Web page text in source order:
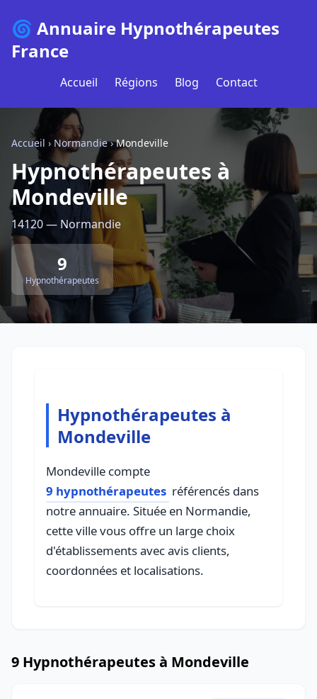
🌀 Annuaire Hypnothérapeutes
France
Accueil Régions Blog Contact
Accueil › Normandie›Mondeville
Hypnothérapeutes à
Mondeville
14120 — Normandie
9
Hypnothérapeutes
Hypnothérapeutes à
Mondeville
Mondeville compte
9 hypnothérapeutes référencés dans
notre annuaire. Située en Normandie,
cette ville vous offre un large choix
d'établissements avec avis clients,
coordonnées et localisations.
9 Hypnothérapeutes à Mondeville